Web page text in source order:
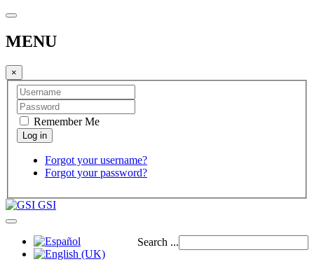
MENU
×
Remember Me
Forgot your username?
Forgot your password?
GSI
Search ...